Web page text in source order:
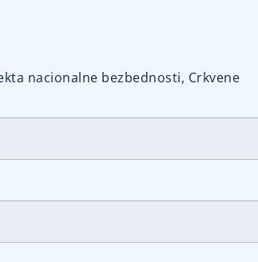
nacionalne bezbednosti, Crkvene